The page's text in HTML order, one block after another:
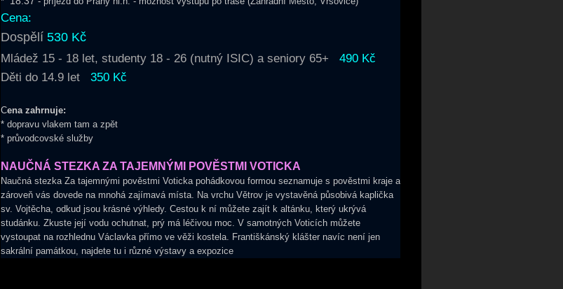
Cena:
Dospělí 530 Kč
Mládež 15 - 18 let, studenty 18 - 26 (nutný ISIC) a seniory 65+ 490 Kč
Děti do 14.9 let 350 Kč
Cena zahrnuje:
* dopravu vlakem tam a zpět
* průvodcovské služby
NAUČNÁ STEZKA ZA TAJEMNÝMI POVĚSTMI VOTICKA
Naučná stezka Za tajemnými pověstmi Voticka pohádkovou formou seznamuje s pověstmi kraje a
zároveň vás dovede na mnohá zajímavá místa. Na vrchu Větrov je vystavěná působivá kaplička
sv. Vojtěcha, odkud jsou krásné výhledy. Cestou k ní můžete zajít k altánku, který ukrývá
studánku. Zkuste její vodu ochutnat, prý má léčivou moc. V samotných Voticích můžete
vystoupat na rozhlednu Václavka přímo ve věži kostela. Františkánský klášter navíc není jen
sakrální památkou, najdete tu i různé výstavy a expozice